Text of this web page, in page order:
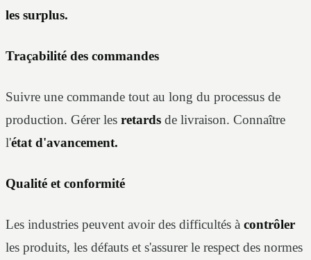
les surplus.
Traçabilité des commandes
Suivre une commande tout au long du processus de
production. Gérer les retards de livraison. Connaître
l'état d'avancement.
Qualité et conformité
Les industries peuvent avoir des difficultés à contrôler
les produits, les défauts et s'assurer le respect des normes